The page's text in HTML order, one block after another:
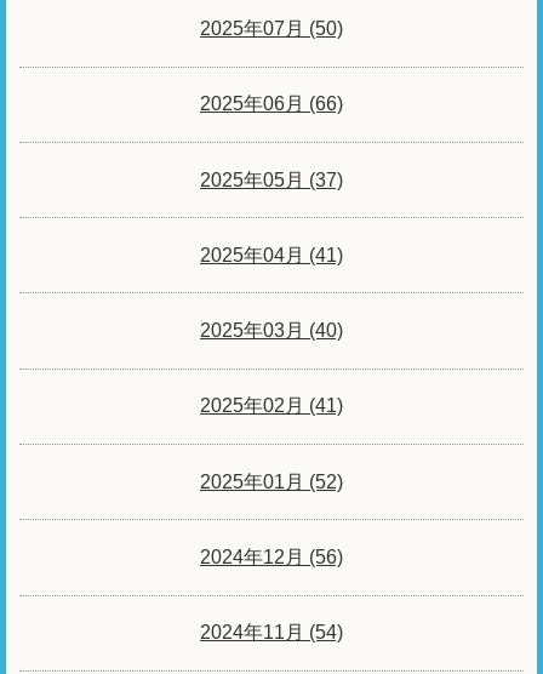
2025年07月 (50)
2025年06月 (66)
2025年05月 (37)
2025年04月 (41)
2025年03月 (40)
2025年02月 (41)
2025年01月 (52)
2024年12月 (56)
2024年11月 (54)